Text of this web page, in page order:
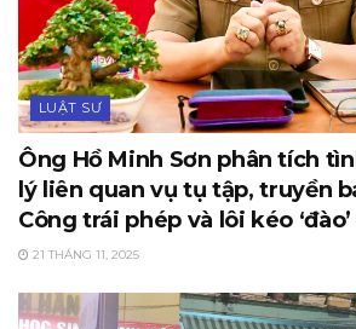
LUẬT SƯ
Ông Hồ Minh Sơn phân tích
lý liên quan vụ tụ tập, truyền
Công trái phép và lôi kéo
21 THÁNG 11, 2025